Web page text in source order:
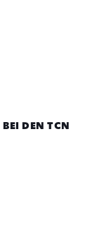
DEN TCN DO